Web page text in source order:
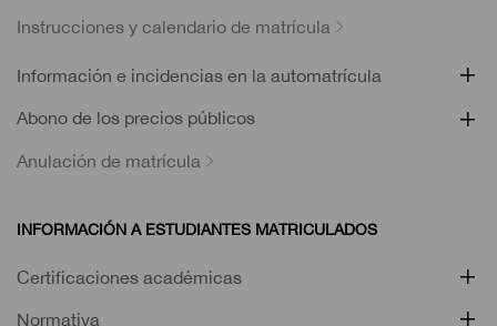
Instrucciones y calendario de matrícula
Información e incidencias en la automatrícula
Abono de los precios públicos
Anulación de matrícula
INFORMACIÓN A ESTUDIANTES MATRICULADOS
Certificaciones académicas
Normativa